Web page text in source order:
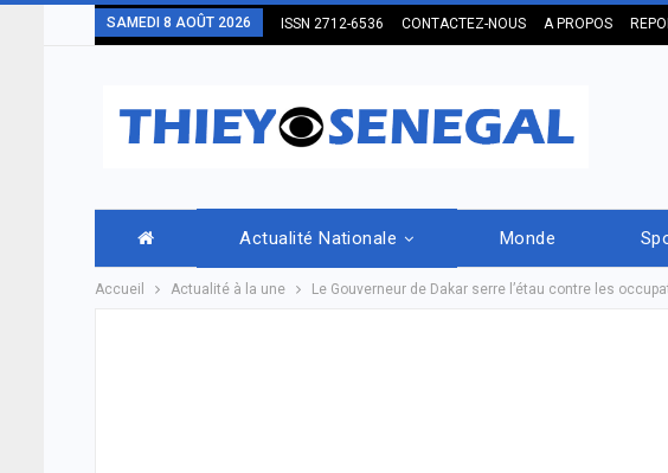
SAMEDI 8 AOÛT 2026 ISSN 2712-6536 CONTACTEZ-NOUS A PROPOS
Actualité Nationale Monde
Accueil Actualité à la une Le Gouverneur de Dakar serre l’étau contre les